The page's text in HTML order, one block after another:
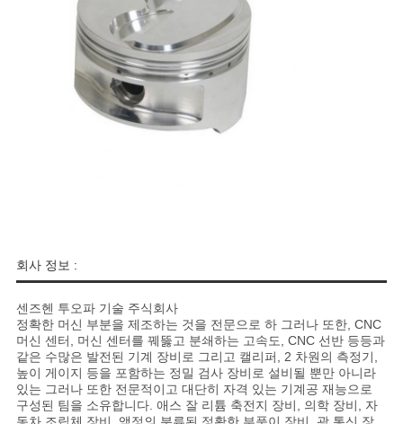
회사 정보 :
센즈헨 투오파 기술 주식회사
정확한 머신 부분을 제조하는 것을 전문으로 하 그러나 또한, CNC
머신 센터, 머신 센터를 꿰뚫고 분쇄하는 고속도, CNC 선반 등등과
같은 수많은 발전된 기계 장비로 그리고 캘리퍼, 2 차원의 측정기,
높이 게이지 등을 포함하는 정밀 검사 장비로 설비될 뿐만 아니라
있는 그러나 또한 전문적이고 대단히 자격 있는 기계공 재능으로
구성된 팀을 소유합니다. 애스 잘 리튬 축전지 장비, 의학 장비, 자